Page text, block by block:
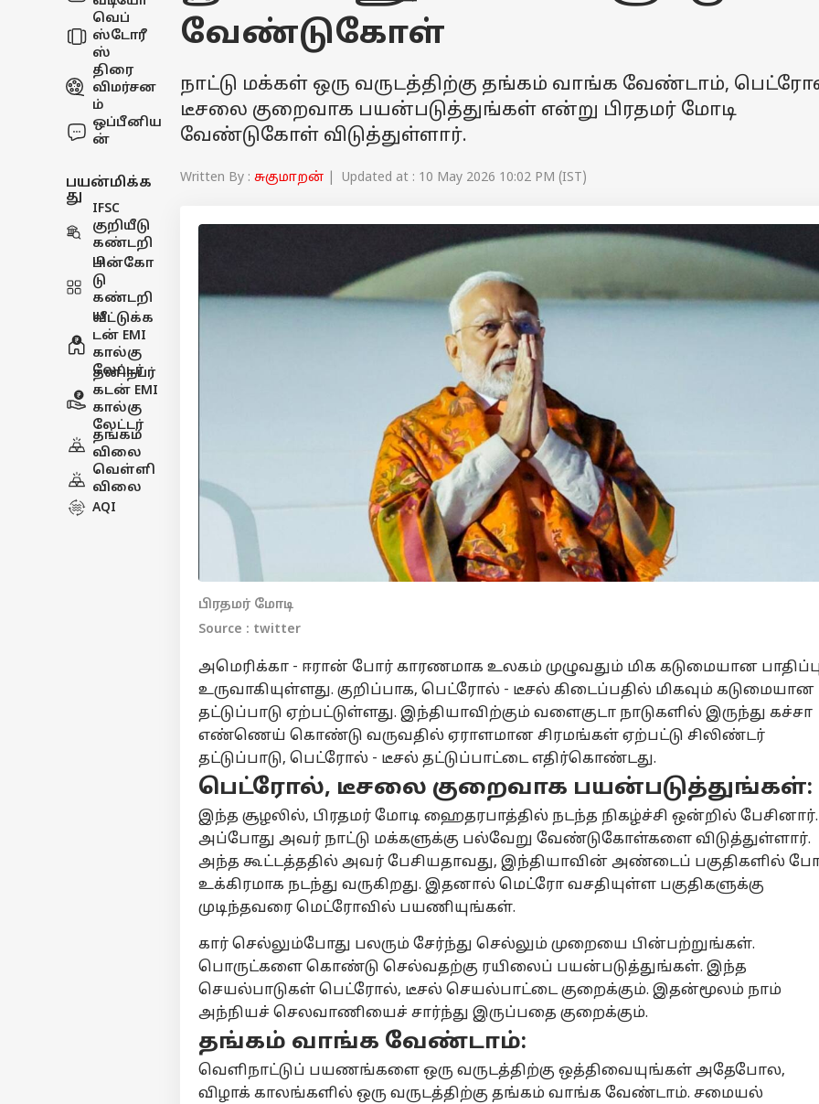
வெப்
ஸ்டோரீ
ஸ்
திரை
விமர்சன
ம்
ஒப்பீனிய
ன்
பயன்மிக்க
து
IFSC
குறியீடு
கண்டறி
ய
பின்கோ
டு
கண்டறி
ய
வீட்டுக்க
டன் EMI
கால்கு
லேட்டர்
தனிநபர்
கடன் EMI
கால்கு
லேட்டர்
தங்கம்
விலை
வெள்ளி
விலை
AQI
வேண்டுகோள்
நாட்டு மக்கள் ஒரு வருடத்திற்கு தங்கம் வாங்க வேண்டாம்,
டீசலை குறைவாக பயன்படுத்துங்கள் என்று பிரதமர் மோடி
வேண்டுகோள் விடுத்துள்ளார்.
Written By : சுகுமாறன் | Updated at : 10 May 2026 10:02 PM (IST)
பிரதமர் மோடி
Source : twitter
அமெரிக்கா - ஈரான் போர் காரணமாக உலகம் முழுவதும் மிக கடுமையான பாதிப்பு
உருவாகியுள்ளது. குறிப்பாக, பெட்ரோல் - டீசல் கிடைப்பதில் மிகவும் கடுமையான
தட்டுப்பாடு ஏற்பட்டுள்ளது. இந்தியாவிற்கும் வளைகுடா நாடுகளில் இருந்து கச்சா
எண்ணெய் கொண்டு வருவதில் ஏராளமான சிரமங்கள் ஏற்பட்டு சிலிண்டர்
தட்டுப்பாடு, பெட்ரோல் - டீசல் தட்டுப்பாட்டை எதிர்கொண்டது.
பெட்ரோல், டீசலை குறைவாக பயன்படுத்துங்கள்:
இந்த சூழலில், பிரதமர் மோடி ஹைதரபாத்தில் நடந்த நிகழ்ச்சி ஒன்றில் பேசினார்.
அப்போது அவர் நாட்டு மக்களுக்கு பல்வேறு வேண்டுகோள்களை விடுத்துள்ளார்.
அந்த கூட்டத்ததில் அவர் பேசியதாவது, இந்தியாவின் அண்டைப் பகுதிகளில்
உக்கிரமாக நடந்து வருகிறது. இதனால் மெட்ரோ வசதியுள்ள பகுதிகளுக்கு
முடிந்தவரை மெட்ரோவில் பயணியுங்கள்.
கார் செல்லும்போது பலரும் சேர்ந்து செல்லும் முறையை பின்பற்றுங்கள்.
பொருட்களை கொண்டு செல்வதற்கு ரயிலைப் பயன்படுத்துங்கள். இந்த
செயல்பாடுகள் பெட்ரோல், டீசல் செயல்பாட்டை குறைக்கும். இதன்மூலம் நாம்
அந்நியச் செலவாணியைச் சார்ந்து இருப்பதை குறைக்கும்.
தங்கம் வாங்க வேண்டாம்:
வெளிநாட்டுப் பயணங்களை ஒரு வருடத்திற்கு ஒத்திவையுங்கள் அதேபோல,
விழாக் காலங்களில் ஒரு வருடத்திற்கு தங்கம் வாங்க வேண்டாம். சமையல்